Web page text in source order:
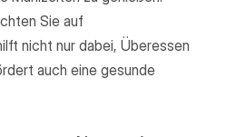
Sie auf
nicht nur dabei, Überessen
auch eine gesunde